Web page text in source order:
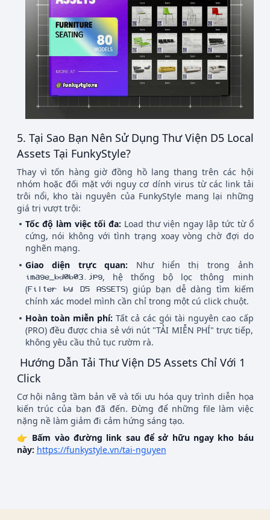
5. Tại Sao Bạn Nên Sử Dụng Thư Viện D5 Local
Assets Tại FunkyStyle?
Thay vì tốn hàng giờ đồng hồ lang thang trên các hội
nhóm hoặc đối mặt với nguy cơ dính virus từ các link tải
trôi nổi, kho tài nguyên của FunkyStyle mang lại những
giá trị vượt trội:
Tốc độ làm việc tối đa: Load thư viện ngay lập tức từ ổ
cứng, nói không với tình trạng xoay vòng chờ đợi do
nghẽn mạng.
Giao diện trực quan: Như hiển thị trong ảnh
image_bd0b03.jpg, hệ thống bộ lọc thông minh
(Filter by D5 ASSETS) giúp bạn dễ dàng tìm kiếm
chính xác model mình cần chỉ trong một cú click chuột.
Hoàn toàn miễn phí: Tất cả các gói tài nguyên cao cấp
(PRO) đều được chia sẻ với nút "TẢI MIỄN PHÍ" trực tiếp,
không yêu cầu thủ tục rườm rà.
Hướng Dẫn Tải Thư Viện D5 Assets Chỉ Với 1
Click
Cơ hội nâng tầm bản vẽ và tối ưu hóa quy trình diễn họa
kiến trúc của bạn đã đến. Đừng để những file làm việc
nặng nề làm giảm đi cảm hứng sáng tạo.
👉 Bấm vào đường link sau để sở hữu ngay kho báu
này: https://funkystyle.vn/tai-nguyen